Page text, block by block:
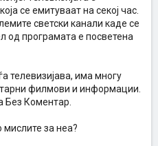
се емитуваат на секој час.
светски канали каде се
од програмата е посветена
телевизијава, има многу
филмови и информации.
Без Коментар.
мислите за неа?